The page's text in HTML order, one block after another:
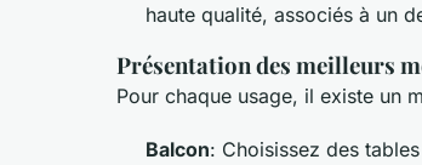
haute qualité, associés à un
Présentation des meilleurs
Pour chaque usage, il existe un
Balcon: Choisissez des